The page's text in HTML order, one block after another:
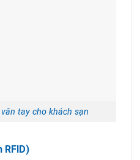
tay cho khách sạn
RFID)